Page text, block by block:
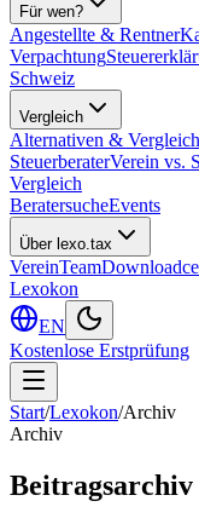
Für wen?
Angestellte & Rentner
Verpachtung
Schweiz
Vergleich
Alternativen &
SteuerberaterVerein vs.
Vergleich
BeratersucheEvents
Über lexo.tax
VereinTeam
Lexokon
EN
Kostenlose Erstprüfung
Start/Lexokon/Archiv
Archiv
Beitragsarchiv